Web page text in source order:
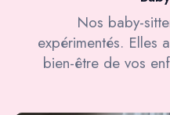
Nos baby-
expérimentés. Elles
bien-être de vos